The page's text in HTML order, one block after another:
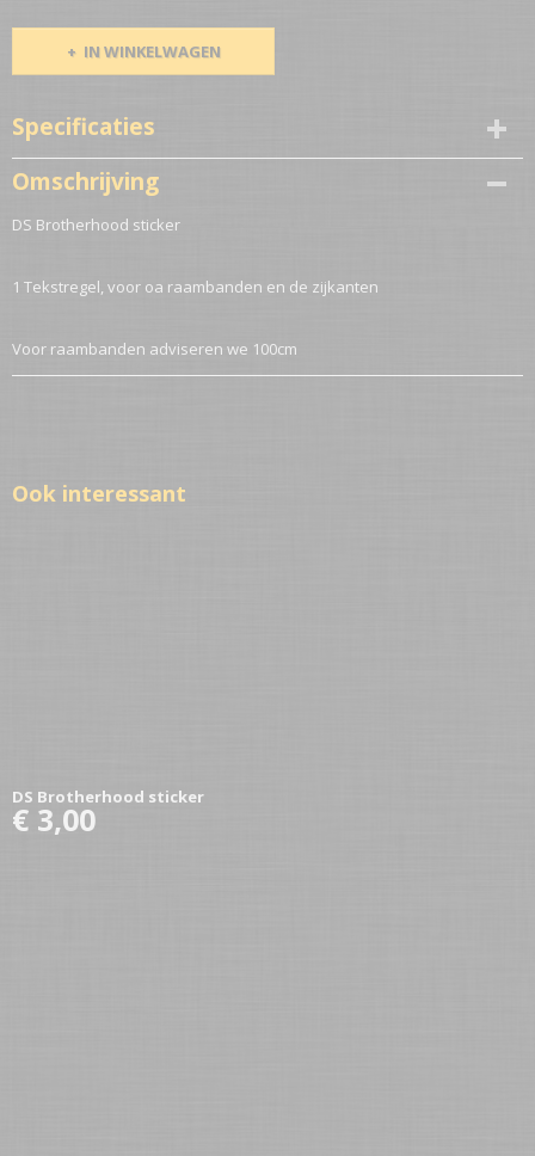
IN WINKELWAGEN
Specificaties
Netto gewicht
0,10 Kg
Omschrijving
DS Brotherhood sticker
1 Tekstregel, voor oa raambanden en de zijkanten
Voor raambanden adviseren we 100cm
Ook interessant
DS Brotherhood sticker
€ 3,00